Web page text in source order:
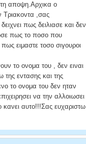
τη αποψη.Αρχικα ο
Τριακοντα ,σας
πως δειλιασε και δεν
πως το ποσο που
πως ειμαστε τοσο σιγουροι
το ονομα του , δεν ειναι
της εντασης και της
το ονομα του δεν ηταν
να την αλλοιωσει
κανει αυτο!!!Σας ευχαριστω